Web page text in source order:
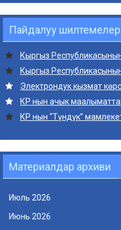
Пайдалуу шилтемелер
Кыргыз
Кыргыз
Электрондук кызмат
КР нын ачык
КР нын “Түндүк”
Материалдар архиви
Июль 2026
Июнь 2026